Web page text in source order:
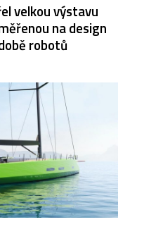
velkou výstavu
na design
robotů